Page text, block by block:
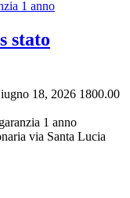
stato
18, 2026 1800.00
1 anno
via Santa Lucia